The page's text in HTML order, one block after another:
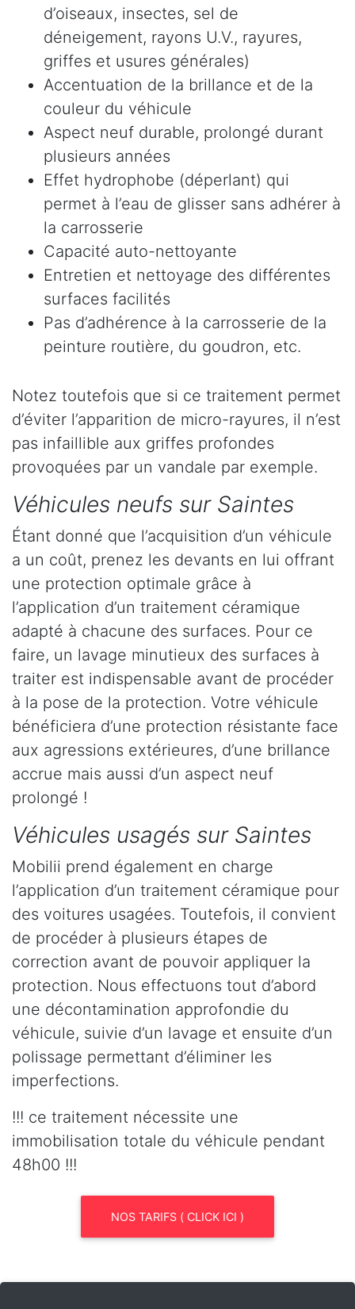
d’oiseaux, insectes, sel de
déneigement, rayons U.V., rayures,
griffes et usures générales)
Accentuation de la brillance et de la
couleur du véhicule
Aspect neuf durable, prolongé durant
plusieurs années
Effet hydrophobe (déperlant) qui
permet à l’eau de glisser sans adhérer à
la carrosserie
Capacité auto-nettoyante
Entretien et nettoyage des différentes
surfaces facilités
Pas d’adhérence à la carrosserie de la
peinture routière, du goudron, etc.
Notez toutefois que si ce traitement permet
d’éviter l’apparition de micro-rayures, il n’est
pas infaillible aux griffes profondes
provoquées par un vandale par exemple.
Véhicules neufs sur Saintes
Étant donné que l’acquisition d’un véhicule
a un coût, prenez les devants en lui offrant
une protection optimale grâce à
l’application d’un traitement céramique
adapté à chacune des surfaces. Pour ce
faire, un lavage minutieux des surfaces à
traiter est indispensable avant de procéder
à la pose de la protection. Votre véhicule
bénéficiera d’une protection résistante face
aux agressions extérieures, d’une brillance
accrue mais aussi d’un aspect neuf
prolongé !
Véhicules usagés sur Saintes
Mobilii prend également en charge
l’application d’un traitement céramique pour
des voitures usagées. Toutefois, il convient
de procéder à plusieurs étapes de
correction avant de pouvoir appliquer la
protection. Nous effectuons tout d’abord
une décontamination approfondie du
véhicule, suivie d’un lavage et ensuite d’un
polissage permettant d’éliminer les
imperfections.
!!! ce traitement nécessite une
immobilisation totale du véhicule pendant
48h00 !!!
NOS TARIFS ( CLICK ICI )